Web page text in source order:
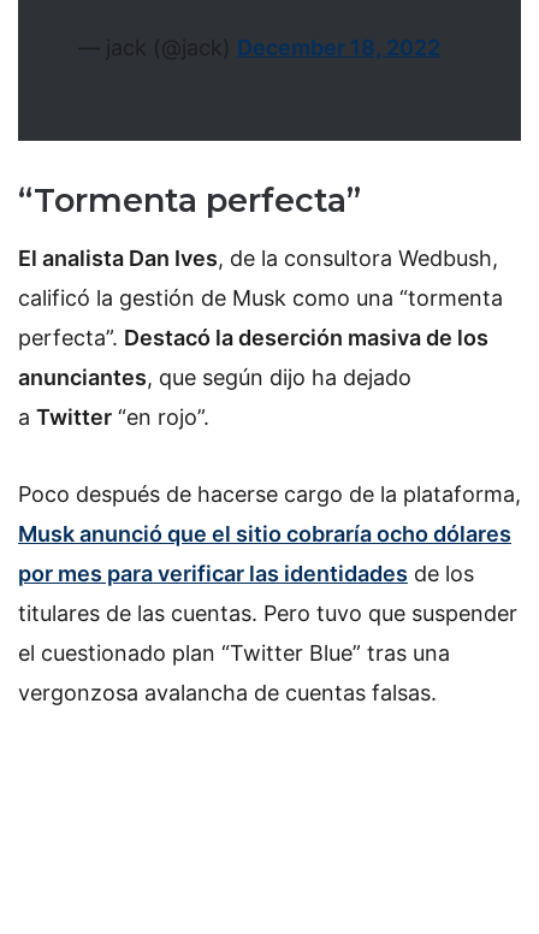
— jack (@jack) December 18, 2022
“Tormenta perfecta”
El analista Dan Ives, de la consultora Wedbush,
calificó la gestión de Musk como una “tormenta
perfecta”. Destacó la deserción masiva de los
anunciantes, que según dijo ha dejado
a Twitter “en rojo”.
Poco después de hacerse cargo de la plataforma,
Musk anunció que el sitio cobraría ocho dólares
por mes para verificar las identidades de los
titulares de las cuentas. Pero tuvo que suspender
el cuestionado plan “Twitter Blue” tras una
vergonzosa avalancha de cuentas falsas.